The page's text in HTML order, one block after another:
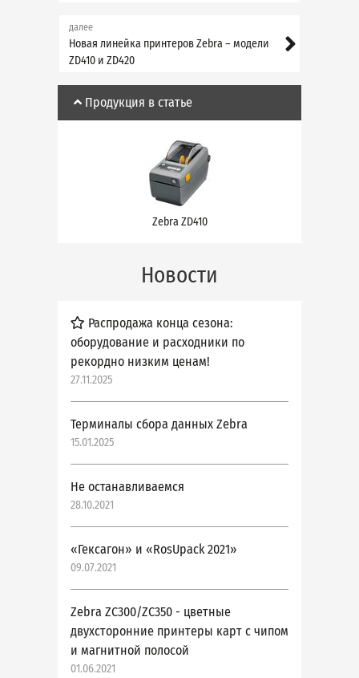
далее
Новая линейка принтеров Zebra – модели
ZD410 и ZD420
Продукция в статье
Zebra ZD410
Новости
Распродажа конца сезона:
оборудование и расходники по
рекордно низким ценам!
27.11.2025
Терминалы сбора данных Zebra
15.01.2025
Не останавливаемся
28.10.2021
«Гексагон» и «RosUpack 2021»
09.07.2021
Zebra ZC300/ZC350 - цветные
двухсторонние принтеры карт с чипом
и магнитной полосой
01.06.2021